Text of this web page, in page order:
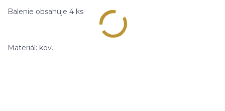
Balenie obsahuje 4 ks
Materiál: kov.